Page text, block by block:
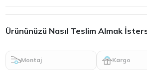
Ürününüzü Nasıl Teslim Almak
Montaj Kargo